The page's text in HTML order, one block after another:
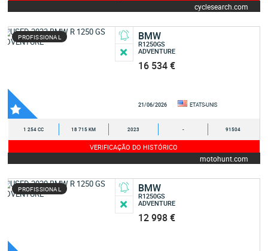
cyclesearch.com
PROFISSIONAL BMW
R1250GS
ADVENTURE
16 534 €
21/06/2026 ETATS-UNIS
1 254 CC 18 715 KM 2023 - 91504
VERIFICAÇÃO DO HISTÓRICO
motohunt.com
PROFISSIONAL BMW
R1250GS
ADVENTURE
12 998 €